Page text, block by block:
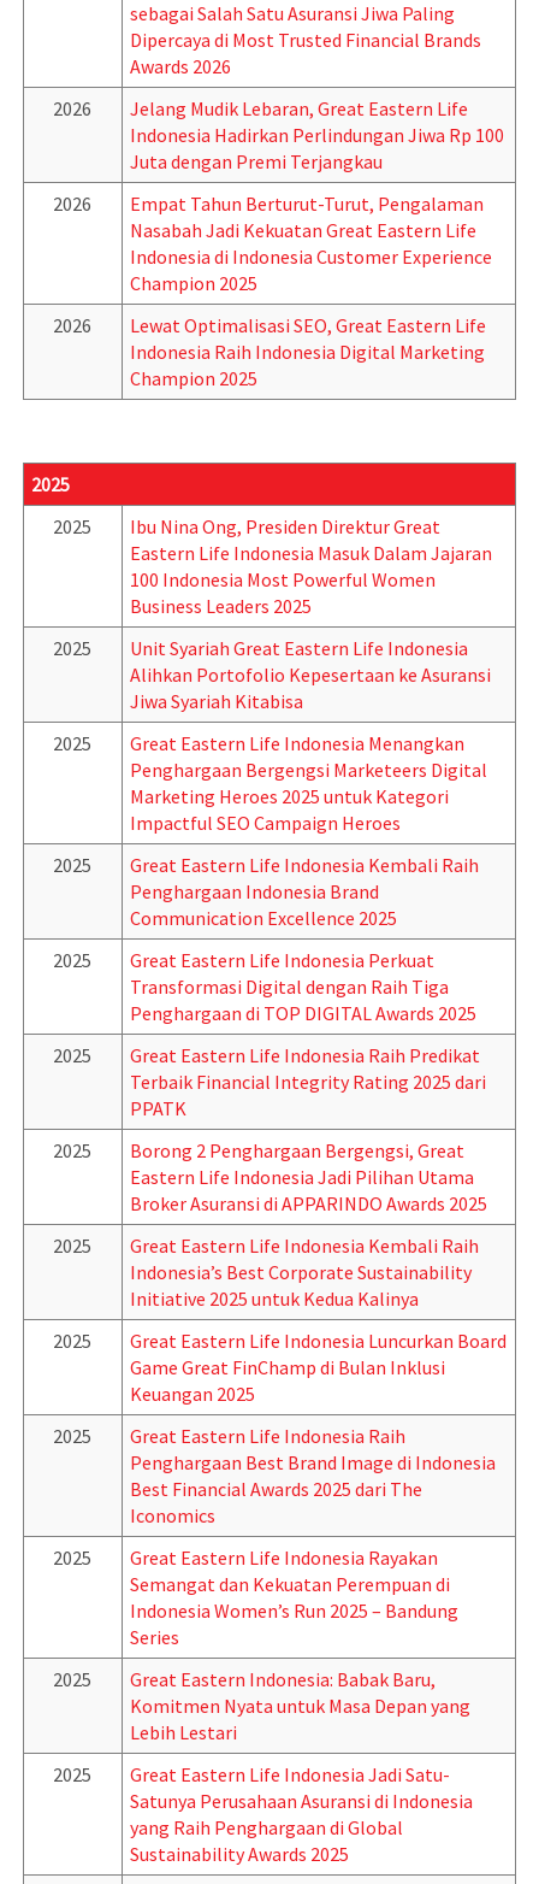
sebagai Salah Satu Asuransi Jiwa Paling
Dipercaya di Most Trusted Financial Brands
Awards 2026
2026
Jelang Mudik Lebaran, Great Eastern Life
Indonesia Hadirkan Perlindungan Jiwa Rp 100
Juta dengan Premi Terjangkau
2026
Empat Tahun Berturut-Turut, Pengalaman
Nasabah Jadi Kekuatan Great Eastern Life
Indonesia di Indonesia Customer Experience
Champion 2025
2026
Lewat Optimalisasi SEO, Great Eastern Life
Indonesia Raih Indonesia Digital Marketing
Champion 2025
2025
2025
Ibu Nina Ong, Presiden Direktur Great
Eastern Life Indonesia Masuk Dalam Jajaran
100 Indonesia Most Powerful Women
Business Leaders 2025
2025
Unit Syariah Great Eastern Life Indonesia
Alihkan Portofolio Kepesertaan ke Asuransi
Jiwa Syariah Kitabisa
2025
Great Eastern Life Indonesia Menangkan
Penghargaan Bergengsi Marketeers Digital
Marketing Heroes 2025 untuk Kategori
Impactful SEO Campaign Heroes
2025
Great Eastern Life Indonesia Kembali Raih
Penghargaan Indonesia Brand
Communication Excellence 2025
2025
Great Eastern Life Indonesia Perkuat
Transformasi Digital dengan Raih Tiga
Penghargaan di TOP DIGITAL Awards 2025
2025
Great Eastern Life Indonesia Raih Predikat
Terbaik Financial Integrity Rating 2025 dari
PPATK
2025
Borong 2 Penghargaan Bergengsi, Great
Eastern Life Indonesia Jadi Pilihan Utama
Broker Asuransi di APPARINDO Awards 2025
2025
Great Eastern Life Indonesia Kembali Raih
Indonesia’s Best Corporate Sustainability
Initiative 2025 untuk Kedua Kalinya
2025
Great Eastern Life Indonesia Luncurkan Board
Game Great FinChamp di Bulan Inklusi
Keuangan 2025
2025
Great Eastern Life Indonesia Raih
Penghargaan Best Brand Image di Indonesia
Best Financial Awards 2025 dari The
Iconomics
2025
Great Eastern Life Indonesia Rayakan
Semangat dan Kekuatan Perempuan di
Indonesia Women’s Run 2025 – Bandung
Series
2025
Great Eastern Indonesia: Babak Baru,
Komitmen Nyata untuk Masa Depan yang
Lebih Lestari
2025
Great Eastern Life Indonesia Jadi Satu-
Satunya Perusahaan Asuransi di Indonesia
yang Raih Penghargaan di Global
Sustainability Awards 2025